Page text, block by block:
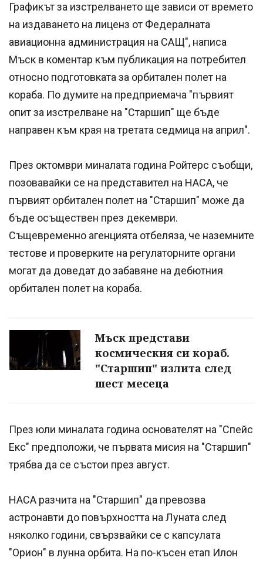
Графикът за изстрелването ще зависи от времето
на издаването на лиценз от Федералната
авиационна администрация на САЩ", написа
Мъск в коментар към публикация на потребител
относно подготовката за орбитален полет на
кораба. По думите на предприемача "първият
опит за изстрелване на "Старшип" ще бъде
направен към края на третата седмица на април".
През октомври миналата година Ройтерс съобщи,
позовавайки се на представител на НАСА, че
първият орбитален полет на "Старшип" може да
бъде осъществен през декември.
Същевременно агенцията отбеляза, че наземните
тестове и проверките на регулаторните органи
могат да доведат до забавяне на дебютния
орбитален полет на кораба.
Мъск представи
космическия си кораб.
"Старшип" излита след
шест месеца
През юли миналата година основателят на "Спейс
Екс" предположи, че първата мисия на "Старшип"
трябва да се състои през август.
НАСА разчита на "Старшип" да превозва
астронавти до повърхността на Луната след
няколко години, свързвайки се с капсулата
"Орион" в лунна орбита. На по-късен етап Илон